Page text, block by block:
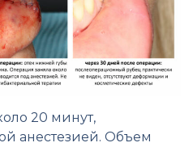
20 минут,
анестезией. Объем